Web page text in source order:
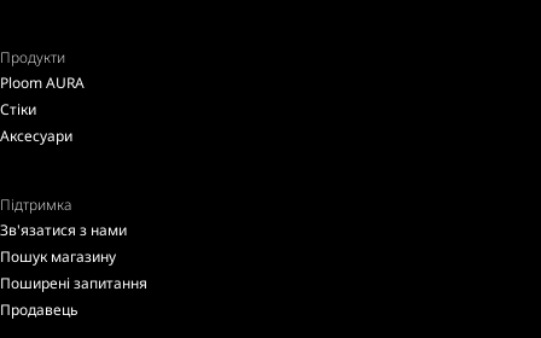
Продукти
Ploom AURA
Стіки
Аксесуари
Підтримка
Зв'язатися з нами
Пошук магазину
Поширені запитання
Продавець